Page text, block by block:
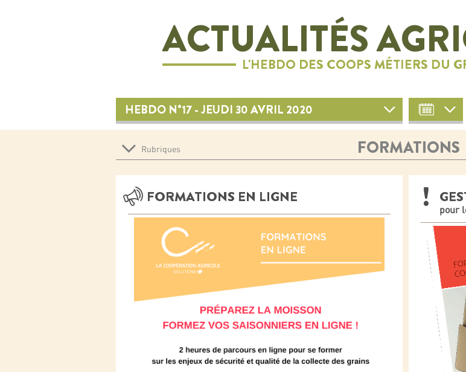
ACTUALITÉS
L'HEBDO DES COOPS MÉTIERS DU
HEBDO N°17 - JEUDI 30 AVRIL 2020
FORMATIONS
Rubriques
FORMATIONS EN LIGNE
pour